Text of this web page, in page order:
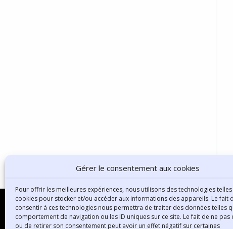
Gérer le consentement aux cookies
Pour offrir les meilleures expériences, nous utilisons des technologies
cookies pour stocker et/ou accéder aux informations des appareils. Le fait
consentir à ces technologies nous permettra de traiter des données telles
comportement de navigation ou les ID uniques sur ce site. Le fait de ne pas
ou de retirer son consentement peut avoir un effet négatif sur certaines